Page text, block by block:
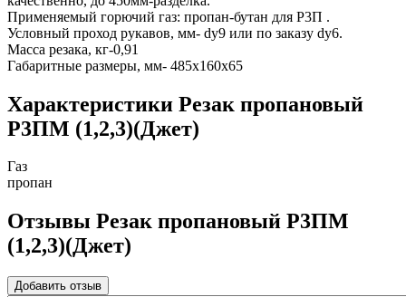
Применяемый горючий газ: пропан-бутан для Р3П .
Условный проход рукавов, мм- dу9 или по заказу dу6.
Масса резака, кг-0,91
Габаритные размеры, мм- 485x160x65
Характеристики Резак пропановый
Р3ПМ (1,2,3)(Джет)
Газ
пропан
Отзывы Резак пропановый Р3ПМ
(1,2,3)(Джет)
Добавить отзыв